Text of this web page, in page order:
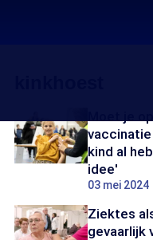
kind al
idee'
03 mei 2024
Ziektes
gevaarlijk